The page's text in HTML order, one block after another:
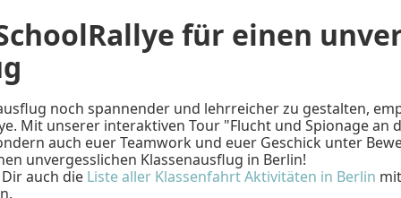
Nutzt die interaktive Karte,
geschichtsinteressierte
dunklen Kapitel der Berliner
für einen
noch spannender und lehrreicher zu gestalten,
Mit unserer interaktiven Tour "Flucht und Spionage
auch euer Teamwork und euer Geschick unter
unvergesslichen Klassenausflug in Berlin!
auch die Liste aller Klassenfahrt Aktivitäten in Berlin